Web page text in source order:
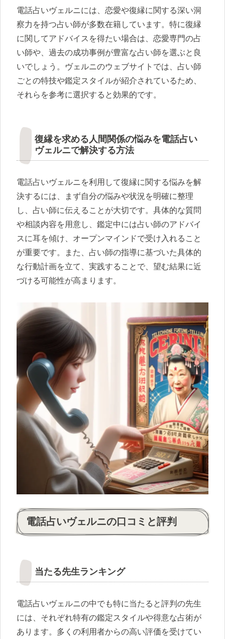
電話占いヴェルニには、恋愛や復縁に関する深い洞
察力を持つ占い師が多数在籍しています。特に復縁
に関してアドバイスを得たい場合は、恋愛専門の占
い師や、過去の成功事例が豊富な占い師を選ぶと良
いでしょう。ヴェルニのウェブサイトでは、占い師
ごとの特技や鑑定スタイルが紹介されているため、
それらを参考に選択すると効果的です。
復縁を求める人間関係の悩みを電話占い
ヴェルニで解決する方法
電話占いヴェルニを利用して復縁に関する悩みを解
決するには、まず自分の悩みや状況を明確に整理
し、占い師に伝えることが大切です。具体的な質問
や相談内容を用意し、鑑定中には占い師のアドバイ
スに耳を傾け、オープンマインドで受け入れること
が重要です。また、占い師の指導に基づいた具体的
な行動計画を立て、実践することで、望む結果に近
づける可能性が高まります。
電話占いヴェルニの口コミと評判
当たる先生ランキング
電話占いヴェルニの中でも特に当たると評判の先生
には、それぞれ特有の鑑定スタイルや得意な占術が
あります。多くの利用者からの高い評価を受けてい